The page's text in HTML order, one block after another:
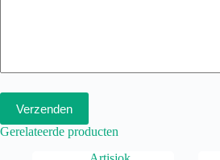
Verzenden
Gerelateerde producten